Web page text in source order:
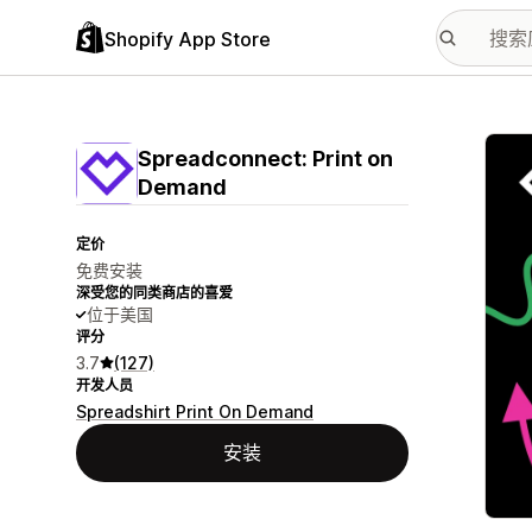
Shopify App Store
Spreadconnect: Print on
Demand
定价
免费安装
深受您的同类商店的喜爱
位于美国
评分
3.7 (127)
开发人员
Spreadshirt Print On Demand
安装
配图